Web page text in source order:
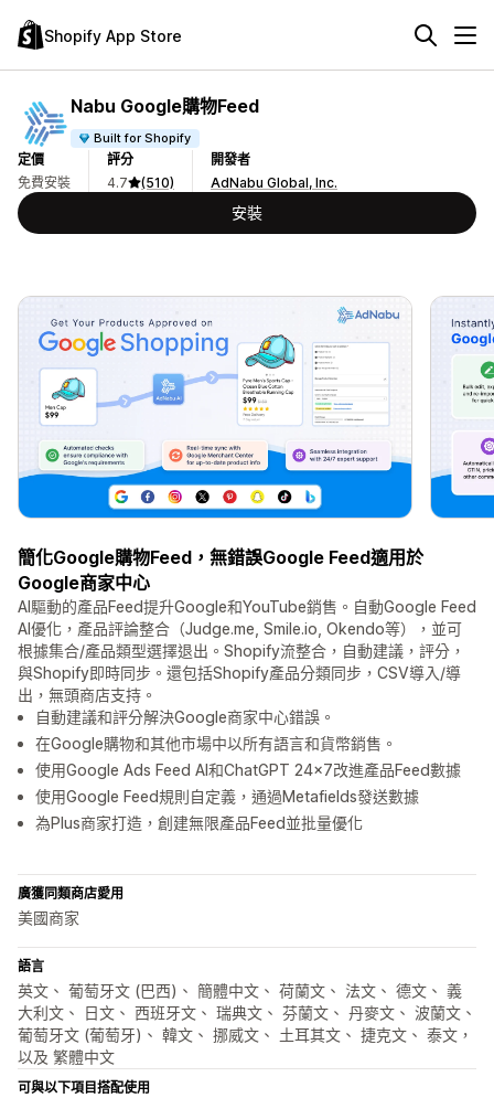
Shopify App Store
Nabu Google購物Feed
Built for Shopify
定價
免費安裝
評分
4.7
(510)
開發者
AdNabu Global, Inc.
安裝
簡化Google購物Feed，無錯誤Google Feed適用於
Google商家中心
AI驅動的產品Feed提升Google和YouTube銷售。自動Google Feed
AI優化，產品評論整合（Judge.me, Smile.io, Okendo等），並可
根據集合/產品類型選擇退出。Shopify流整合，自動建議，評分，
與Shopify即時同步。還包括Shopify產品分類同步，CSV導入/導
出，無頭商店支持。
自動建議和評分解決Google商家中心錯誤。
在Google購物和其他市場中以所有語言和貨幣銷售。
使用Google Ads Feed AI和ChatGPT 24x7改進產品Feed數據
使用Google Feed規則自定義，通過Metafields發送數據
為Plus商家打造，創建無限產品Feed並批量優化
廣獲同類商店愛用
美國商家
語言
英文、 葡萄牙文 (巴西)、 簡體中文、 荷蘭文、 法文、 德文、 義
大利文、 日文、 西班牙文、 瑞典文、 芬蘭文、 丹麥文、 波蘭文、
葡萄牙文 (葡萄牙)、 韓文、 挪威文、 土耳其文、 捷克文、 泰文，
以及 繁體中文
可與以下項目搭配使用